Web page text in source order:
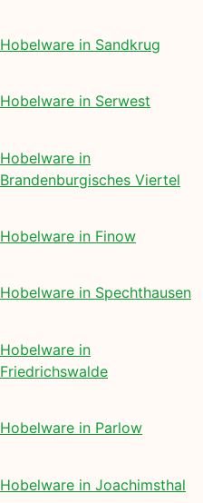
Hobelware in Sandkrug
Hobelware in Serwest
Hobelware in
Brandenburgisches Viertel
Hobelware in Finow
Hobelware in Spechthausen
Hobelware in
Friedrichswalde
Hobelware in Parlow
Hobelware in Joachimsthal